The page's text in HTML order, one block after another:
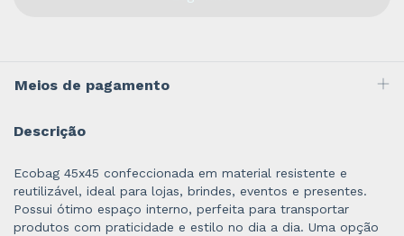
Meios de pagamento
Descrição
Ecobag 45x45 confeccionada em material resistente e
reutilizável, ideal para lojas, brindes, eventos e presentes.
Possui ótimo espaço interno, perfeita para transportar
produtos com praticidade e estilo no dia a dia. Uma opção